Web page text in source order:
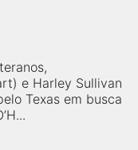
e Harley Sullivan
Texas em busca